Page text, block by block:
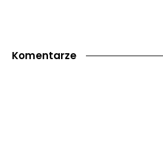
Komentarze